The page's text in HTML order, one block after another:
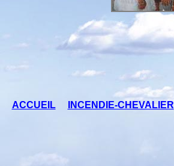
ACCUEIL INCENDIE-CHEVALIER